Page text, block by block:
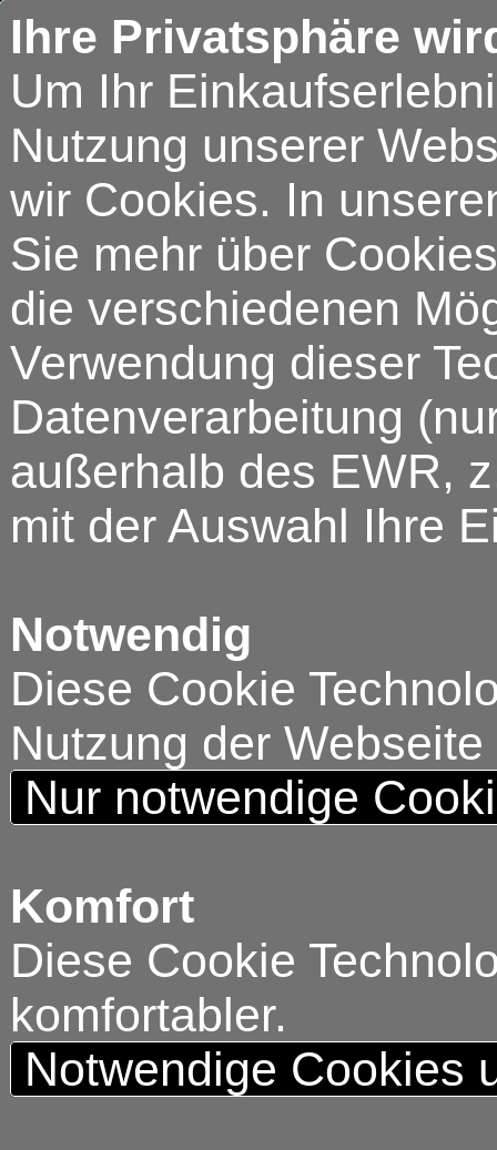
Ihre Privatsphäre
Um Ihr
Nutzung unserer
wir Cookies. In
Sie mehr über
die verschiedenen
Verwendung dieser
Datenverarbeitung
außerhalb des EWR,
mit der Auswahl Ihre
Notwendig
Diese Cookie
Nutzung der
Nur notwendige
Komfort
Diese Cookie
komfortabler.
Notwendige Cookies